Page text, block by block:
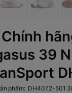
39
phẩm: DH4072-501